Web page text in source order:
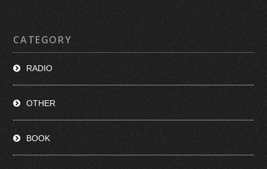
CATEGORY
RADIO
OTHER
BOOK